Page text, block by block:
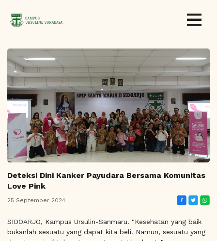
Deteksi Dini Kanker Payudara Bersama Komunitas
Love Pink
25 September 2024
SIDOARJO, Kampus Ursulin-Sanmaru. "Kesehatan yang baik
bukanlah sesuatu yang dapat kita beli. Namun, sesuatu yang